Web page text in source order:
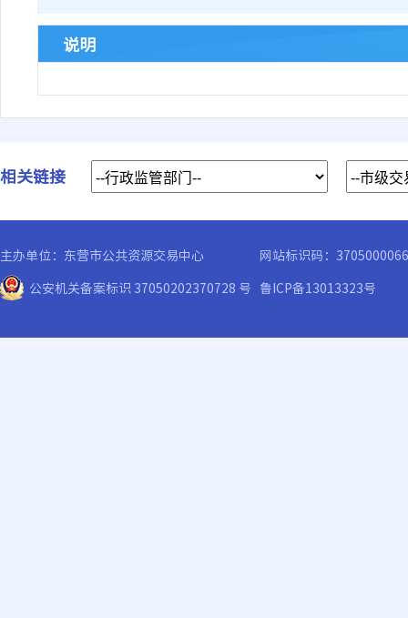
说明
相关链接
主办单位：东营市公共资源交易中心
网站标识码：3705000066
公安机关备案标识 37050202370728 号 鲁ICP备13013323号